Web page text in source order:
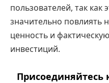
пользователей, так как
значительно повлиять
ценность и
инвестиций.
Присоединяйтесь